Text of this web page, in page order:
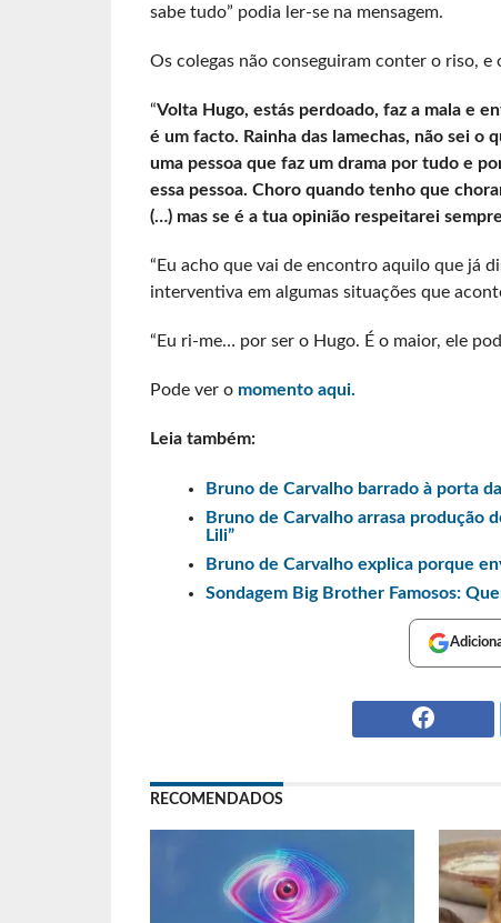
sabe tudo” podia ler-se na mensagem.
Os colegas não conseguiram conter o riso,
“Volta Hugo, estás perdoado, faz a mala e
é um facto. Rainha das lamechas, não sei o
uma pessoa que faz um drama por tudo e
essa pessoa. Choro quando tenho que
(…) mas se é a tua opinião respeitarei
“Eu acho que vai de encontro aquilo que já
interventiva em algumas situações que
“Eu ri-me… por ser o Hugo. É o maior, ele
Pode ver o momento aqui.
Leia também:
Bruno de Carvalho barrado à porta
Bruno de Carvalho arrasa produção
Lili”
Bruno de Carvalho explica porque
Sondagem Big Brother Famosos:
RECOMENDADOS